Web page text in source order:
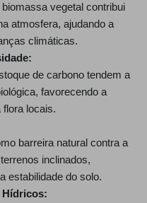
vegetal contribui
atmosfera, ajudando a
climáticas.
de carbono tendem a
favorecendo a
flora locais.
barreira natural contra a
inclinados,
estabilidade do solo.
Hídricos: